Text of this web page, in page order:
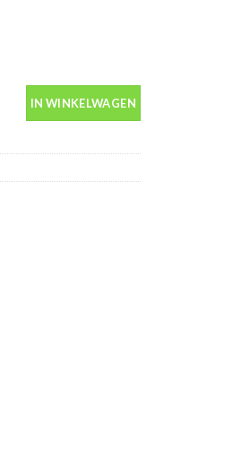
IN WINKELWAGEN